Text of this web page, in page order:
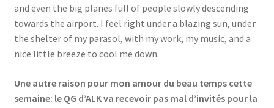
and even the big planes full of people slowly descending
towards the airport. I feel right under a blazing sun, under
the shelter of my parasol, with my work, my music, and a
nice little breeze to cool me down.
Une autre raison pour mon amour du beau temps cette
semaine: le QG d’ALK va recevoir pas mal d’invités pour la